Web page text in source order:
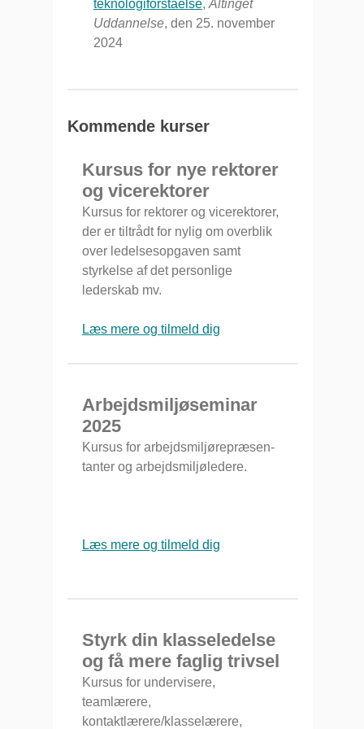
teknologiforståelse, Altinget
Uddannelse, den 25. november
2024
Kommende kurser
Kursus for nye rektorer
og vicerektorer
Kursus for rektorer og vicerektorer,
der er tiltrådt for nylig om overblik
over ledelsesopgaven samt
styrkelse af det personlige
lederskab mv.
Læs mere og tilmeld dig
Arbejdsmiljøseminar
2025
Kursus for arbejdsmiljørepræsen-
tanter og arbejdsmiljøledere.
Læs mere og tilmeld dig
Styrk din klasseledelse
og få mere faglig trivsel
Kursus for undervisere,
teamlærere,
kontaktlærere/klasselærere,